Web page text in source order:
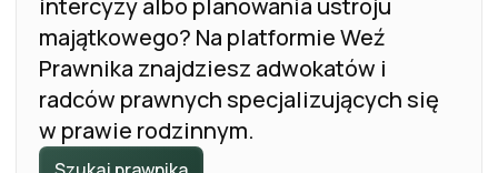
intercyzy albo planowania ustroju
majątkowego? Na platformie Weź
Prawnika znajdziesz adwokatów i
radców prawnych specjalizujących się
w prawie rodzinnym.